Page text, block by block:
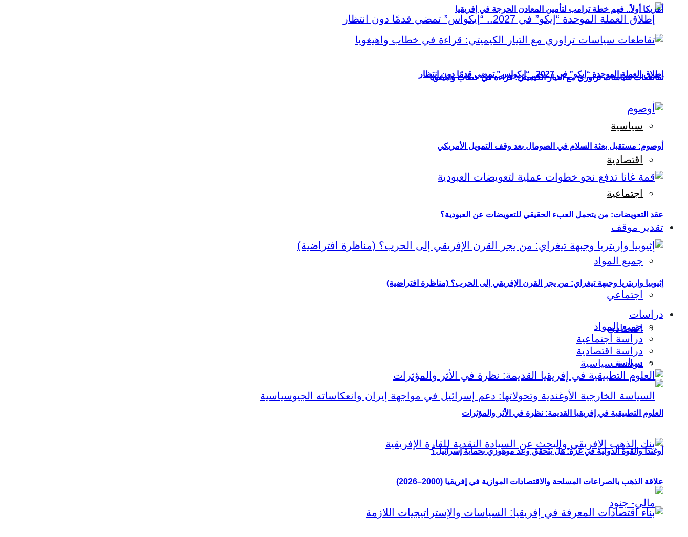
إطلاق العملة الموحدة “إيكو” في 2027.. “إيكواس” تمضي قدمًا دون انتظار
سياسية
اقتصادية
اجتماعية
تقدير موقف
جميع المواد
اجتماعي
اقتصادي
سياسي
أوغندا والقوة الدولية في غزة: هل يتحقق وعد موهوزي بحماية إسرائيل؟
أمريكا أولاً.. فهم خطة ترامب لتأمين المعادن الحرجة في إفريقيا
تقاطعات سياسات تراوري مع التيار الكيميتي: قراءة في خطاب واهيغويا
أوصوم: مستقبل بعثة السلام في الصومال بعد وقف التمويل الأمريكي
عقد التعويضات: من يتحمل العبء الحقيقي للتعويضات عن العبودية؟
إثيوبيا وإريتريا وجبهة تيغراي: من يجر القرن الإفريقي إلى الحرب؟ (مناظرة افتراضية)
دراسات
جميع المواد
دراسة اجتماعية
دراسة اقتصادية
دراسة سياسية
العلوم التطبيقية في إفريقيا القديمة: نظرة في الأثر والمؤثرات
علاقة الذهب بالصراعات المسلحة والاقتصادات الموازية في إفريقيا (2000–2026)